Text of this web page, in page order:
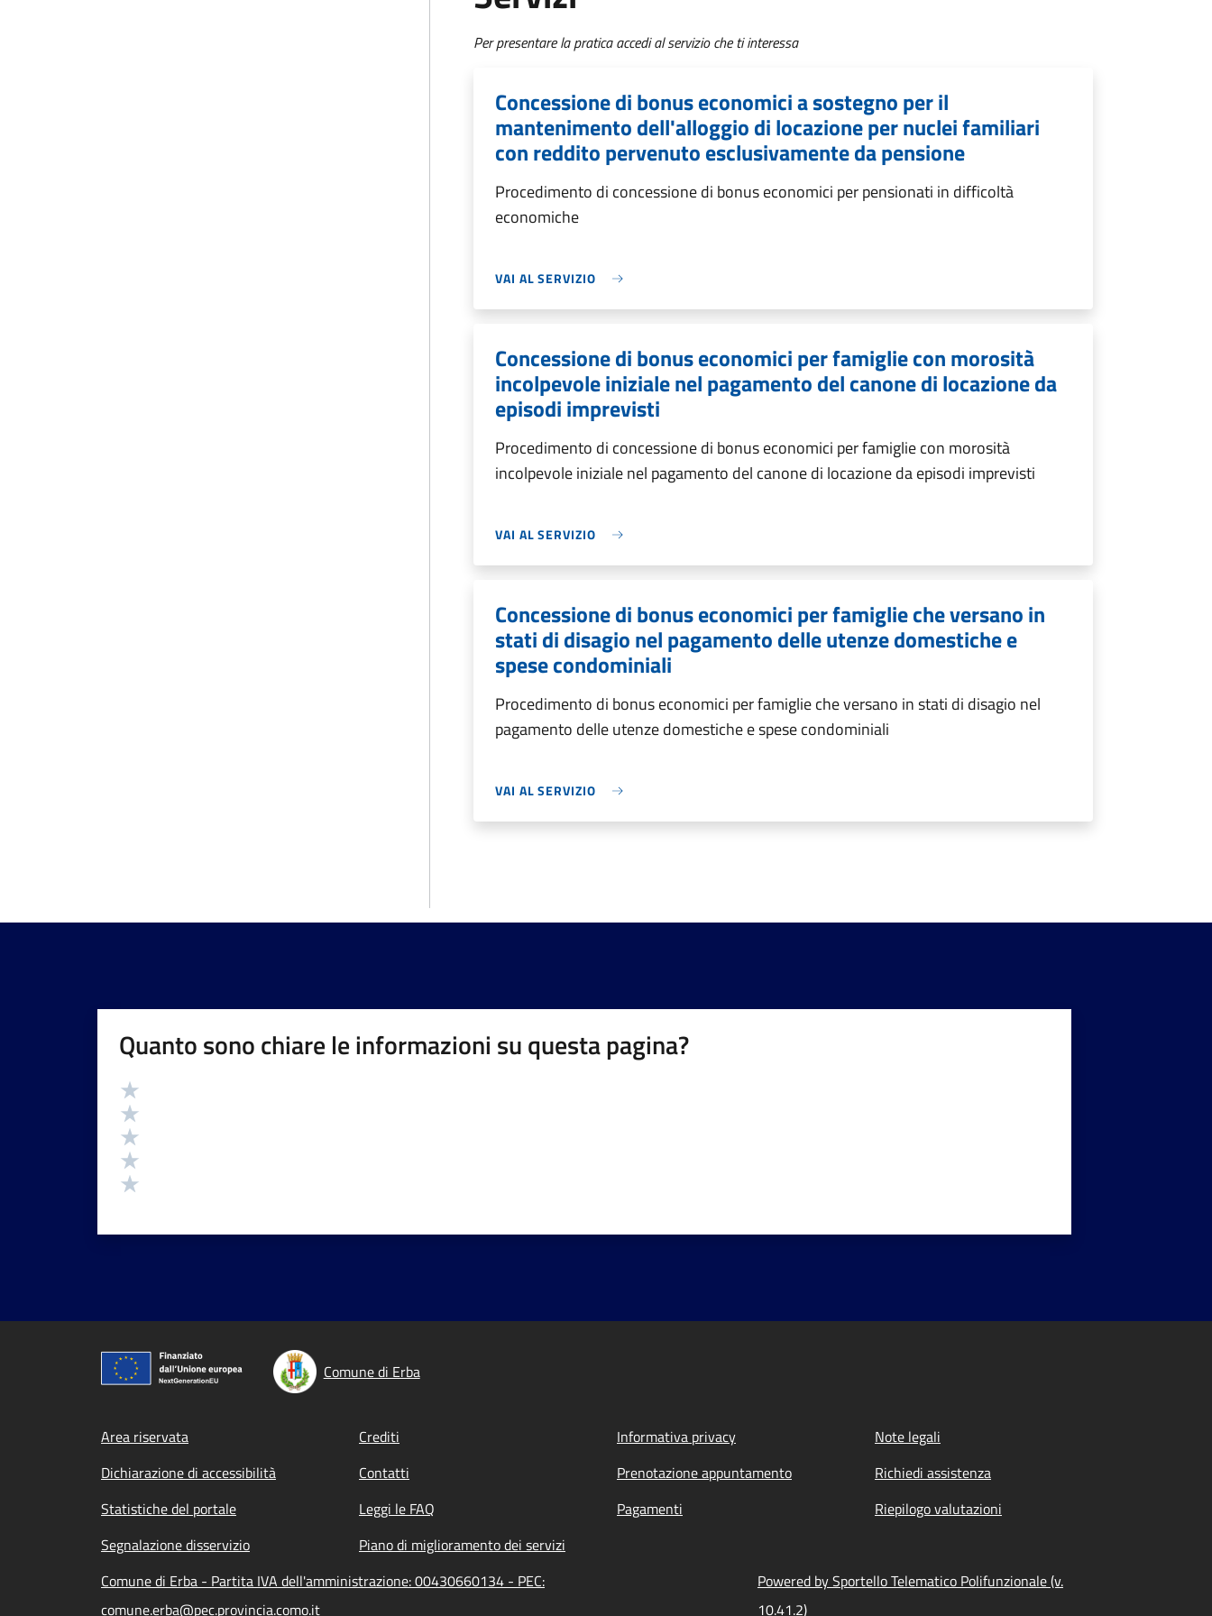
Per presentare la pratica accedi al servizio che ti interessa
Concessione di bonus economici a sostegno per il
mantenimento dell'alloggio di locazione per nuclei familiari
con reddito pervenuto esclusivamente da pensione
Procedimento di concessione di bonus economici per pensionati in difficoltà
economiche
VAI AL SERVIZIO
Concessione di bonus economici per famiglie con morosità
incolpevole iniziale nel pagamento del canone di locazione da
episodi imprevisti
Procedimento di concessione di bonus economici per famiglie con morosità
incolpevole iniziale nel pagamento del canone di locazione da episodi imprevisti
VAI AL SERVIZIO
Concessione di bonus economici per famiglie che versano in
stati di disagio nel pagamento delle utenze domestiche e
spese condominiali
Procedimento di bonus economici per famiglie che versano in stati di disagio nel
pagamento delle utenze domestiche e spese condominiali
VAI AL SERVIZIO
Quanto sono chiare le informazioni su questa pagina?
Valutazione
Comune di Erba
Footer menu
Area riservata Crediti Informativa privacy
Note legali
Dichiarazione di accessibilità
Contatti Prenotazione appuntamento
Richiedi assistenza
Statistiche del portale
Leggi le FAQ Pagamenti
Riepilogo valutazioni
Segnalazione disservizio
Piano di miglioramento dei servizi
Comune di Erba - Partita IVA dell'amministrazione: 00430660134 - PEC:
comune.erba@pec.provincia.como.it
Powered by Sportello Telematico Polifunzionale (v.
10.41.2)